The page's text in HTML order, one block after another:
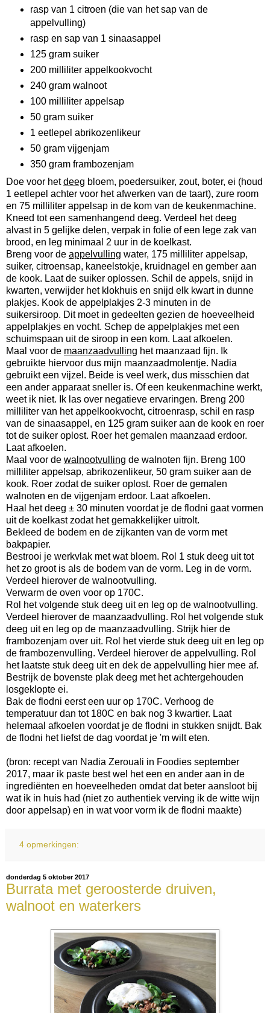
rasp van 1 citroen (die van het sap van de
appelvulling)
rasp en sap van 1 sinaasappel
125 gram suiker
200 milliliter appelkookvocht
240 gram walnoot
100 milliliter appelsap
50 gram suiker
1 eetlepel abrikozenlikeur
50 gram vijgenjam
350 gram frambozenjam
Doe voor hetdeeg bloem, poedersuiker, zout, boter, ei (houd
1 eetlepel achter voor het afwerken van de taart), zure room
en 75 milliliter appelsap in de kom van de keukenmachine.
Kneed tot een samenhangend deeg. Verdeel het deeg
alvast in 5 gelijke delen, verpak in folie of een lege zak van
brood, en leg minimaal 2 uur in de koelkast.
Breng voor de appelvulling water, 175 milliliter appelsap,
suiker, citroensap, kaneelstokje, kruidnagel en gember aan
de kook. Laat de suiker oplossen. Schil de appels, snijd in
kwarten, verwijder het klokhuis en snijd elk kwart in dunne
plakjes. Kook de appelplakjes 2-3 minuten in de
suikersiroop. Dit moet in gedeelten gezien de hoeveelheid
appelplakjes en vocht. Schep de appelplakjes met een
schuimspaan uit de siroop in een kom. Laat afkoelen.
Maal voor de maanzaadvulling het maanzaad fijn. Ik
gebruikte hiervoor dus mijn maanzaadmolentje. Nadia
gebruikt een vijzel. Beide is veel werk, dus misschien dat
een ander apparaat sneller is. Of een keukenmachine werkt,
weet ik niet. Ik las over negatieve ervaringen. Breng 200
milliliter van het appelkookvocht, citroenrasp, schil en rasp
van de sinaasappel, en 125 gram suiker aan de kook en roer
tot de suiker oplost. Roer het gemalen maanzaad erdoor.
Laat afkoelen.
Maal voor de walnootvulling de walnoten fijn. Breng 100
milliliter appelsap, abrikozenlikeur, 50 gram suiker aan de
kook. Roer zodat de suiker oplost. Roer de gemalen
walnoten en de vijgenjam erdoor. Laat afkoelen.
Haal het deeg ± 30 minuten voordat je de flodni gaat vormen
uit de koelkast zodat het gemakkelijker uitrolt.
Bekleed de bodem en de zijkanten van de vorm met
bakpapier.
Bestrooi je werkvlak met wat bloem. Rol 1 stuk deeg uit tot
het zo groot is als de bodem van de vorm. Leg in de vorm.
Verdeel hierover de walnootvulling.
Verwarm de oven voor op 170C.
Rol het volgende stuk deeg uit en leg op de walnootvulling.
Verdeel hierover de maanzaadvulling. Rol het volgende stuk
deeg uit en leg op de maanzaadvulling. Strijk hier de
frambozenjam over uit. Rol het vierde stuk deeg uit en leg op
de frambozenvulling. Verdeel hierover de appelvulling. Rol
het laatste stuk deeg uit en dek de appelvulling hier mee af.
Bestrijk de bovenste plak deeg met het achtergehouden
losgeklopte ei.
Bak de flodni eerst een uur op 170C. Verhoog de
temperatuur dan tot 180C en bak nog 3 kwartier. Laat
helemaal afkoelen voordat je de flodni in stukken snijdt. Bak
de flodni het liefst de dag voordat je 'm wilt eten.
(bron: recept van Nadia Zerouali in Foodies september
2017, maar ik paste best wel het een en ander aan in de
ingrediënten en hoeveelheden omdat dat beter aansloot bij
wat ik in huis had (niet zo authentiek verving ik de witte wijn
door appelsap) en in wat voor vorm ik de flodni maakte)
4 opmerkingen:
donderdag 5 oktober 2017
Burrata met geroosterde druiven,
walnoot en waterkers